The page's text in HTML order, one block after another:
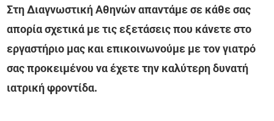
Στη Διαγνωστική Αθηνών απαντάμε σε κάθε σας
απορία σχετικά με τις εξετάσεις που κάνετε στο
εργαστήριο μας και επικοινωνούμε με τον γιατρό
σας προκειμένου να έχετε την καλύτερη δυνατή
ιατρική φροντίδα.